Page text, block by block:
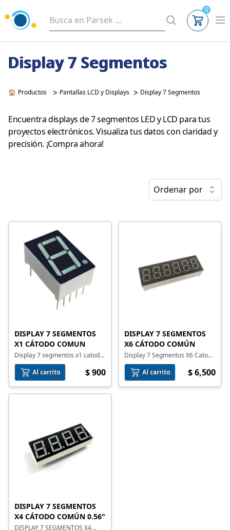
0
Display 7 Segmentos
🏠 Productos > Pantallas LCD y Displays > Display 7 Segmentos
Encuentra displays de 7 segmentos LED y LCD para tus
proyectos electrónicos. Visualiza tus datos con claridad y
precisión. ¡Compra ahora!
Ordenar por
DISPLAY 7 SEGMENTOS
X1 CÁTODO COMUN
Display 7 segmentos x1 catodo
comun
Al carrito
$ 900
DISPLAY 7 SEGMENTOS
X6 CÁTODO COMÚN
Display 7 Segmentos X6 Catodo
Comun
Al carrito
$ 6,500
DISPLAY 7 SEGMENTOS
X4 CÁTODO COMÚN 0.56"
DISPLAY 7 SEGMENTOS X4